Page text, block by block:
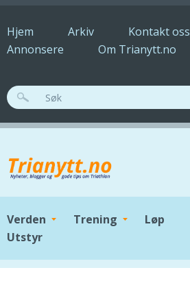
Hjem Arkiv
Kontakt oss
Annonsere
Om Trianytt.no
SØKESKJEMA
Verden Trening Løp
Utstyr